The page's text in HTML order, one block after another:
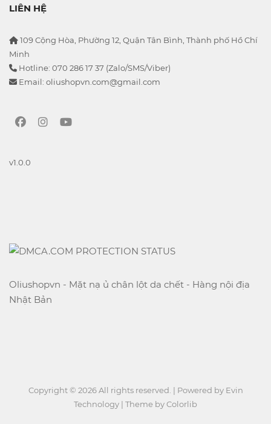
LIÊN HỆ
109 Cộng Hòa, Phường 12, Quận Tân Bình, Thành phố Hồ Chí
Minh
Hotline: 070 286 17 37 (Zalo/SMS/Viber)
Email: oliushopvn.com@gmail.com
v1.0.0
Oliushopvn - Mặt nạ ủ chân lột da chết - Hàng nội địa
Nhật Bản
Copyright © 2026All rights reserved. | Powered by Evin
Technology | Theme byColorlib